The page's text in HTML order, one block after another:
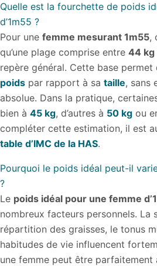
Quelle est la fourchette de poids
d’1m55 ?
Pour une femme mesurant 1m55,
qu’une plage comprise entre 44 kg
repère général. Cette base permet
poids par rapport à sa taille, sans
absolue. Dans la pratique,
bien à 45 kg, d’autres à 50 kg ou
compléter cette estimation, il est
table d’IMC de la HAS.
Pourquoi le poids idéal peut-il
?
Le poids idéal pour une femme
nombreux facteurs personnels. La
répartition des graisses, le tonus
habitudes de vie influencent
une femme peut être parfaitement